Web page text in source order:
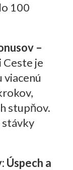
100
–
Ceste je
viacenú
stupňov.
stávky
Úspech a